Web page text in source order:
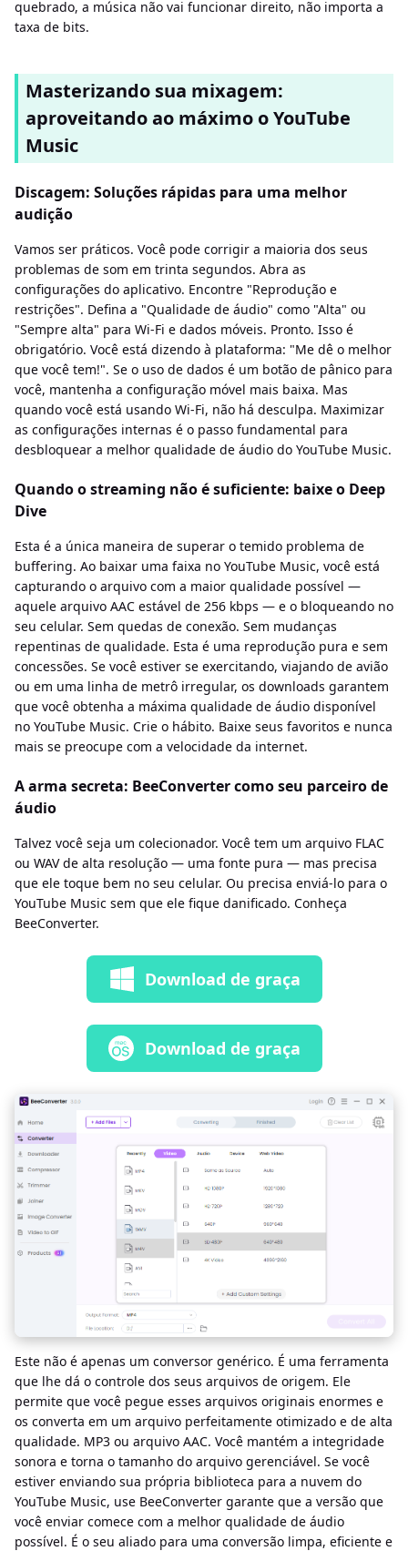
quebrado, a música não vai funcionar direito, não importa a
taxa de bits.
Masterizando sua mixagem:
aproveitando ao máximo o YouTube
Music
Discagem: Soluções rápidas para uma melhor
audição
Vamos ser práticos. Você pode corrigir a maioria dos seus
problemas de som em trinta segundos. Abra as
configurações do aplicativo. Encontre "Reprodução e
restrições". Defina a "Qualidade de áudio" como "Alta" ou
"Sempre alta" para Wi-Fi e dados móveis. Pronto. Isso é
obrigatório. Você está dizendo à plataforma: "Me dê o melhor
que você tem!". Se o uso de dados é um botão de pânico para
você, mantenha a configuração móvel mais baixa. Mas
quando você está usando Wi-Fi, não há desculpa. Maximizar
as configurações internas é o passo fundamental para
desbloquear a melhor qualidade de áudio do YouTube Music.
Quando o streaming não é suficiente: baixe o Deep
Dive
Esta é a única maneira de superar o temido problema de
buffering. Ao baixar uma faixa no YouTube Music, você está
capturando o arquivo com a maior qualidade possível —
aquele arquivo AAC estável de 256 kbps — e o bloqueando no
seu celular. Sem quedas de conexão. Sem mudanças
repentinas de qualidade. Esta é uma reprodução pura e sem
concessões. Se você estiver se exercitando, viajando de avião
ou em uma linha de metrô irregular, os downloads garantem
que você obtenha a máxima qualidade de áudio disponível
no YouTube Music. Crie o hábito. Baixe seus favoritos e nunca
mais se preocupe com a velocidade da internet.
A arma secreta: BeeConverter como seu parceiro de
áudio
Talvez você seja um colecionador. Você tem um arquivo FLAC
ou WAV de alta resolução — uma fonte pura — mas precisa
que ele toque bem no seu celular. Ou precisa enviá-lo para o
YouTube Music sem que ele fique danificado. Conheça
BeeConverter.
Download de graça
Download de graça
Este não é apenas um conversor genérico. É uma ferramenta
que lhe dá o controle dos seus arquivos de origem. Ele
permite que você pegue esses arquivos originais enormes e
os converta em um arquivo perfeitamente otimizado e de alta
qualidade. MP3 ou arquivo AAC. Você mantém a integridade
sonora e torna o tamanho do arquivo gerenciável. Se você
estiver enviando sua própria biblioteca para a nuvem do
YouTube Music, use BeeConverter garante que a versão que
você enviar comece com a melhor qualidade de áudio
possível. É o seu aliado para uma conversão limpa, eficiente e